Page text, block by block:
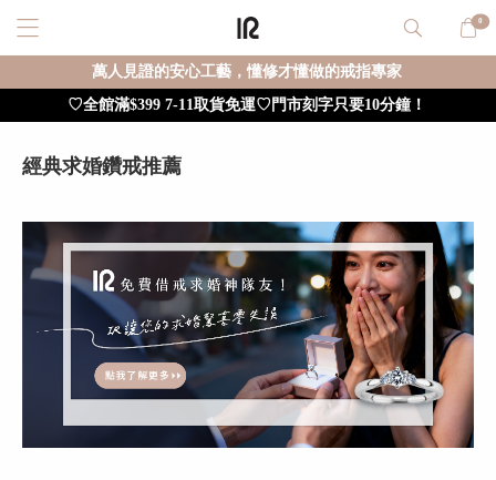
0
萬人見證的安心工藝，懂修才懂做的戒指專家
♡全館滿$399 7-11取貨免運♡門市刻字只要10分鐘！
經典求婚鑽戒推薦